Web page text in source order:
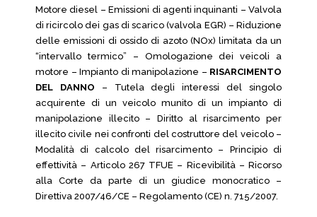
Motore diesel – Emissioni di agenti inquinanti – Valvola
di ricircolo dei gas di scarico (valvola EGR) – Riduzione
delle emissioni di ossido di azoto (NOx) limitata da un
“intervallo termico” – Omologazione dei veicoli a
motore – Impianto di manipolazione – RISARCIMENTO
DEL DANNO – Tutela degli interessi del singolo
acquirente di un veicolo munito di un impianto di
manipolazione illecito – Diritto al risarcimento per
illecito civile nei confronti del costruttore del veicolo –
Modalità di calcolo del risarcimento – Principio di
effettività – Articolo 267 TFUE – Ricevibilità – Ricorso
alla Corte da parte di un giudice monocratico –
Direttiva 2007/46/CE – Regolamento (CE) n. 715/2007.